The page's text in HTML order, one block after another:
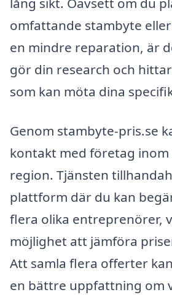
omfattande stambyte
en mindre reparation, är
gör din research och
som kan möta dina
Genom stambyte-pris.se
kontakt med företag inom
region. Tjänsten
plattform där du kan
flera olika entreprenörer,
möjlighet att jämföra
Att samla flera offerter
en bättre uppfattning om